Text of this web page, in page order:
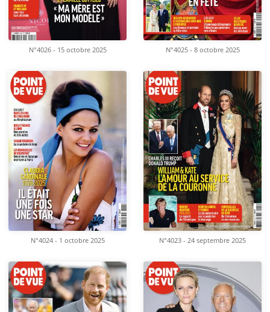
N°4026 - 15 octobre 2025 N°4025 - 8 octobre 2025
N°4024 - 1 octobre 2025 N°4023 - 24 septembre 2025